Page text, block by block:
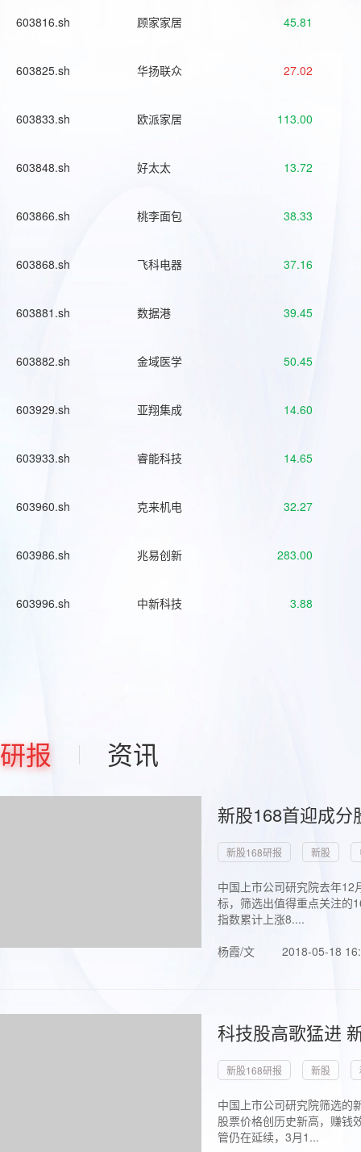
603816.sh 顾家家居 45.81
603825.sh 华扬联众 27.02
603833.sh 欧派家居 113.00
603848.sh 好太太 13.72
603866.sh 桃李面包 38.33
603868.sh 飞科电器 37.16
603881.sh 数据港 39.45
603882.sh 金域医学 50.45
603929.sh 亚翔集成 14.60
603933.sh 睿能科技 14.65
603960.sh 克来机电 32.27
603986.sh 兆易创新 283.00
603996.sh 中新科技 3.88
研报 资讯
新股168首迎成
新股168研报 新股
中国上市公司研究院去年
标，筛选出值得重点关注的
指数累计上涨8....
杨霞/文
2018-05-18
科技股高歌猛进
新股168研报 新股
中国上市公司研究院筛选的
股票价格创历史新高，赚钱
管仍在延续，3月1...